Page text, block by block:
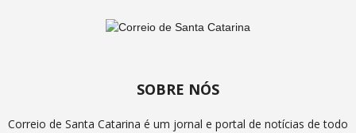
SOBRE NÓS
Correio de Santa Catarina é um jornal e portal de notícias de todo